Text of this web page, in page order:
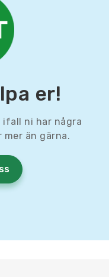
er!
ifall ni har några
än gärna.